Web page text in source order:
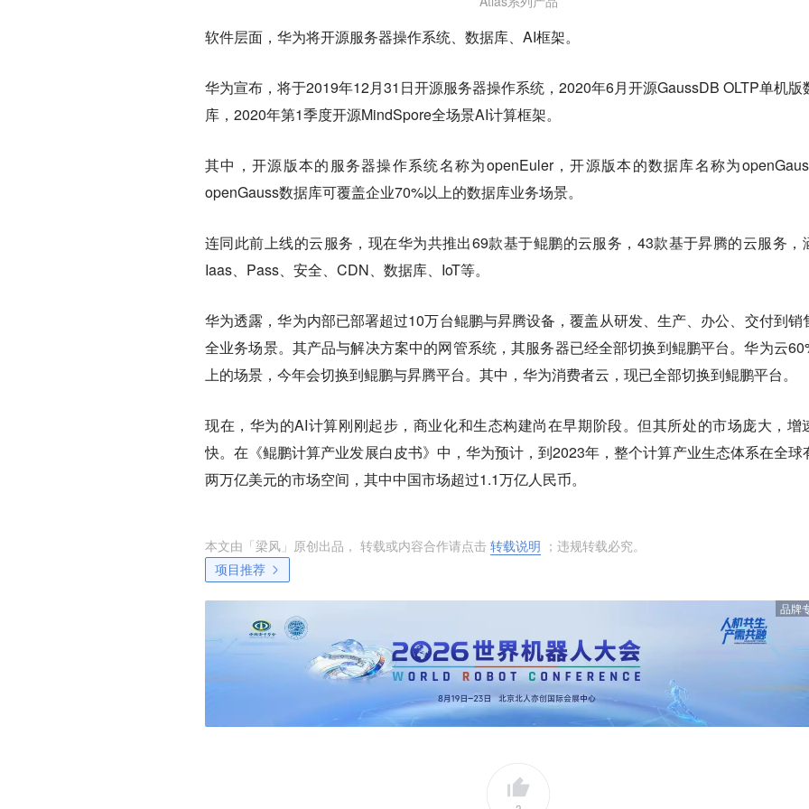
软件层面，华为将开源服务器操作系统、数据库、AI框架。
华为宣布，将于2019年12月31日开源服务器操作系统，2020年6月开源GaussDB OLTP单机版
库，2020年第1季度开源MindSpore全场景AI计算框架。
其中，开源版本的服务器操作系统名称为openEuler，开源版本的数据库名称为
openGauss数据库可覆盖企业70%以上的数据库业务场景。
连同此前上线的云服务，现在华为共推出69款基于鲲鹏的云服务，43款基于昇腾的云服务，
Iaas、Pass、安全、CDN、数据库、IoT等。
华为透露，华为内部已部署超过10万台鲲鹏与昇腾设备，覆盖从研发、生产、办公、交付到销
全业务场景。 其产品与解决方案中的网管系统，其服务器已经全部切换到鲲鹏平台。华为云
上的场景，今年会切换到鲲鹏与昇腾平台。其中，华为消费者云，现已全部切换到鲲鹏平台。
现在，华为的AI计算刚刚起步，商业化和生态构建尚在早期阶段。但其所处的市场庞大，增
快。在《鲲鹏计算产业发展白皮书》中，华为预计，到2023年，整个计算产业生态体系在全球
两万亿美元的市场空间，其中中国市场超过1.1万亿人民币。
本文由「梁风 」原创出品， 转载或内容合作请点击 转载说明 ；违规转载必究。
项目推荐
品牌